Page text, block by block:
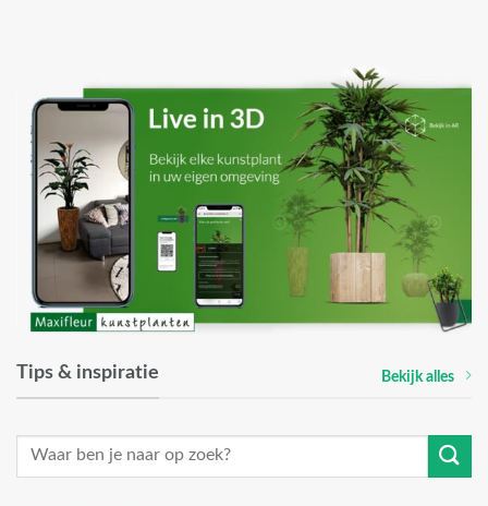
Tips & inspiratie Bekijk alles